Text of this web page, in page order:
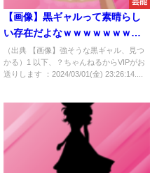
芸能
【画像】黒ギャルって素晴らし
い存在だよなｗｗｗｗｗｗｗｗ
ｗｗｗｗｗｗｗｗｗｗｗ
（出典 【画像】強そうな黒ギャル、見つ
かる）1 以下、？ちゃんねるからVIPがお
送りします ：2024/03/01(金) 23:26:14....